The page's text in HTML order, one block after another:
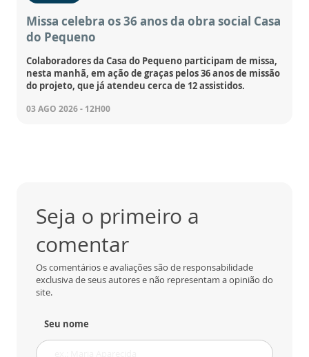
Missa celebra os 36 anos da obra social Casa
do Pequeno
Colaboradores da Casa do Pequeno participam de missa,
nesta manhã, em ação de graças pelos 36 anos de missão
do projeto, que já atendeu cerca de 12 assistidos.
03 AGO 2026 - 12H00
Seja o primeiro a
comentar
Os comentários e avaliações são de responsabilidade
exclusiva de seus autores e não representam a opinião do
site.
Seu nome